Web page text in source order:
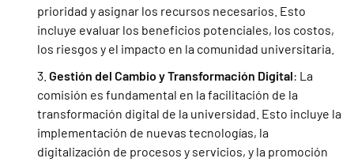
prioridad y asignar los recursos necesarios. Esto
incluye evaluar los beneficios potenciales, los costos,
los riesgos y el impacto en la comunidad universitaria.
Gestión del Cambio y Transformación Digital: La
comisión es fundamental en la facilitación de la
transformación digital de la universidad. Esto incluye la
implementación de nuevas tecnologías, la
digitalización de procesos y servicios, y la promoción